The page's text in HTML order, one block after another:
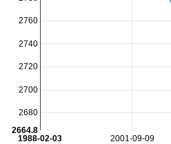
2001-09-09
1988-02-03
2680
2700
2720
2740
2760
2664.8